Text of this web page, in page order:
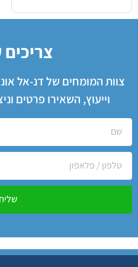
צוות המומחים של דנ-אל
וייעוץ, השאירו פרטים